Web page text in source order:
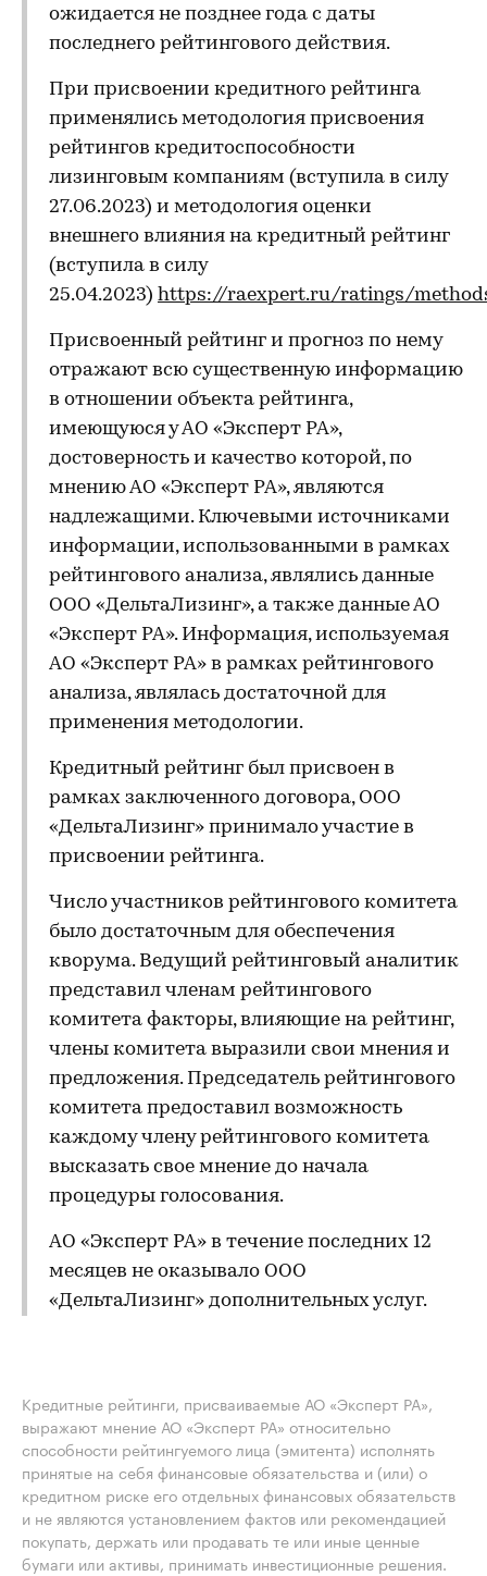
ожидается не позднее года с даты
последнего рейтингового действия.
При присвоении кредитного рейтинга
применялись методология присвоения
рейтингов кредитоспособности
лизинговым компаниям (вступила в силу
27.06.2023) и методология оценки
внешнего влияния на кредитный рейтинг
(вступила в силу
25.04.2023) https://raexpert.ru/ratings/
Присвоенный рейтинг и прогноз по нему
отражают всю существенную информацию
в отношении объекта рейтинга,
имеющуюся у АО «Эксперт РА»,
достоверность и качество которой, по
мнению АО «Эксперт РА», являются
надлежащими. Ключевыми источниками
информации, использованными в рамках
рейтингового анализа, являлись данные
ООО «ДельтаЛизинг», а также данные АО
«Эксперт РА». Информация, используемая
АО «Эксперт РА» в рамках рейтингового
анализа, являлась достаточной для
применения методологии.
Кредитный рейтинг был присвоен в
рамках заключенного договора, ООО
«ДельтаЛизинг» принимало участие в
присвоении рейтинга.
Число участников рейтингового комитета
было достаточным для обеспечения
кворума. Ведущий рейтинговый аналитик
представил членам рейтингового
комитета факторы, влияющие на рейтинг,
члены комитета выразили свои мнения и
предложения. Председатель рейтингового
комитета предоставил возможность
каждому члену рейтингового комитета
высказать свое мнение до начала
процедуры голосования.
АО «Эксперт РА» в течение последних 12
месяцев не оказывало ООО
«ДельтаЛизинг» дополнительных услуг.
Кредитные рейтинги, присваиваемые АО «Эксперт РА»,
выражают мнение АО «Эксперт РА» относительно
способности рейтингуемого лица (эмитента) исполнять
принятые на себя финансовые обязательства и (или) о
кредитном риске его отдельных финансовых обязательств
и не являются установлением фактов или рекомендацией
покупать, держать или продавать те или иные ценные
бумаги или активы, принимать инвестиционные решения.